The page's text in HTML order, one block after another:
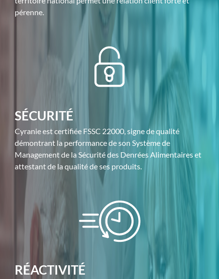
pérenne.
SÉCURITÉ
Cyranie est certifiée FSSC 22000, signe de qualité
démontrant la performance de son Système de
Management de la Sécurité des Denrées Alimentaires et
attestant de la qualité de ses produits.
RÉACTIVITÉ